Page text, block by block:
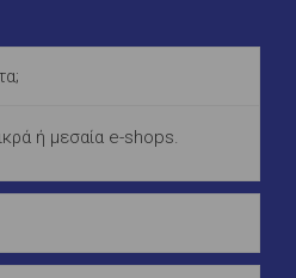
ή μεσαία e-shops.